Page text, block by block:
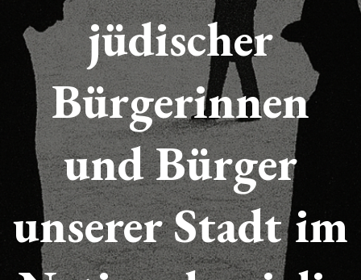
jüdischer
Bürgerinnen
und Bürger
unserer Stadt im